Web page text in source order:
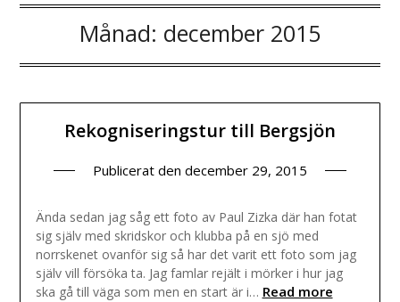
Månad: december 2015
Rekogniseringstur till Bergsjön
Publicerat den december 29, 2015
Ända sedan jag såg ett foto av Paul Zizka där han fotat
sig själv med skridskor och klubba på en sjö med
norrskenet ovanför sig så har det varit ett foto som jag
själv vill försöka ta. Jag famlar rejält i mörker i hur jag
ska gå till väga som men en start är i… Read more